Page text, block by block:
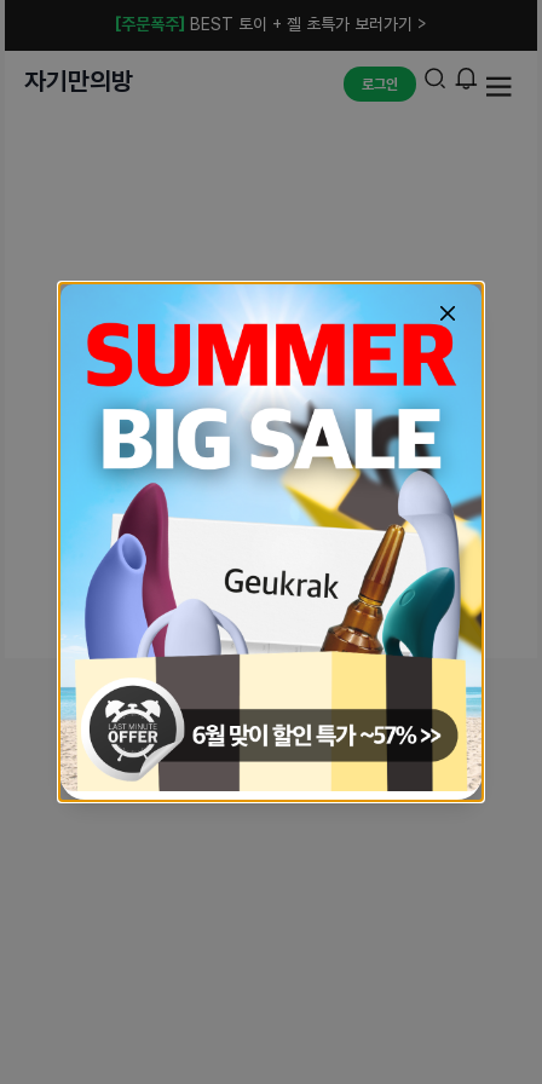
[주문폭주] BEST 토이 + 젤 초특가 보러가기 >
자기만의방 로그인
예상치 못한 에러입니다.